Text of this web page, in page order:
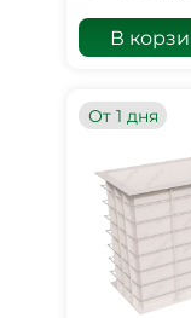
В
От 1 дня